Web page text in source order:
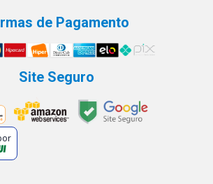
de Pagamento
Site Seguro